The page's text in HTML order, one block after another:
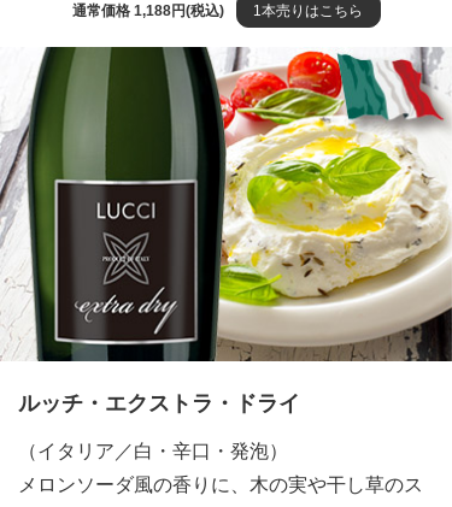
通常価格 1,188円(税込) 1本売りはこちら
ルッチ・エクストラ・ドライ
（イタリア／白・辛口・発泡）
メロンソーダ風の香りに、木の実や干し草のス